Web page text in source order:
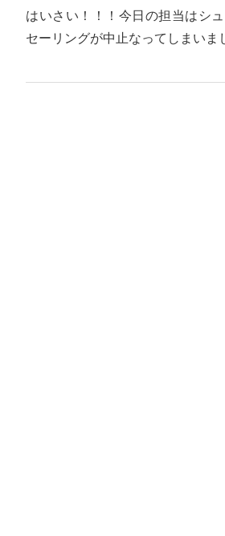
はいさい！！！今日の担当はシ
セーリングが中止なってしまい